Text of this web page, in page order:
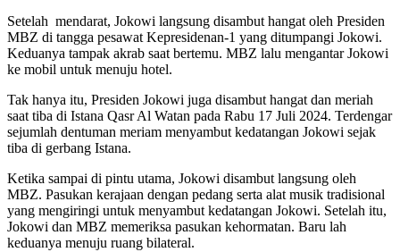
Setelah mendarat, Jokowi langsung disambut hangat oleh Presiden
MBZ di tangga pesawat Kepresidenan-1 yang ditumpangi Jokowi.
Keduanya tampak akrab saat bertemu. MBZ lalu mengantar Jokowi
ke mobil untuk menuju hotel.
Tak hanya itu, Presiden Jokowi juga disambut hangat dan meriah
saat tiba di Istana Qasr Al Watan pada Rabu 17 Juli 2024. Terdengar
sejumlah dentuman meriam menyambut kedatangan Jokowi sejak
tiba di gerbang Istana.
Ketika sampai di pintu utama, Jokowi disambut langsung oleh
MBZ. Pasukan kerajaan dengan pedang serta alat musik tradisional
yang mengiringi untuk menyambut kedatangan Jokowi. Setelah itu,
Jokowi dan MBZ memeriksa pasukan kehormatan. Baru lah
keduanya menuju ruang bilateral.